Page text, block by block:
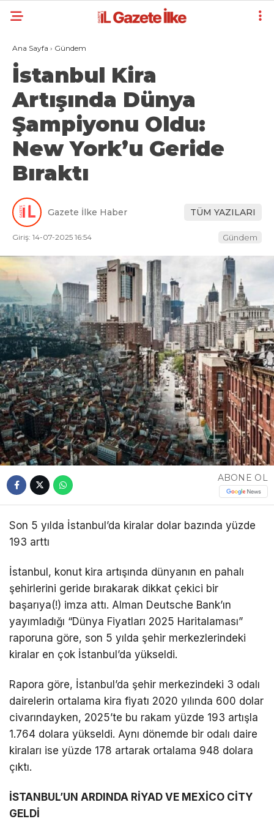
Ana Sayfa › Gündem
İstanbul Kira
Artışında Dünya
Şampiyonu Oldu:
New York’u Geride
Bıraktı
Gazete İlke Haber TÜM YAZILARI
Giriş: 14-07-2025 16:54 Gündem
ABONE OL
Son 5 yılda İstanbul’da kiralar dolar bazında yüzde
193 arttı
İstanbul, konut kira artışında dünyanın en pahalı
şehirlerini geride bırakarak dikkat çekici bir
başarıya(!) imza attı. Alman Deutsche Bank’ın
yayımladığı “Dünya Fiyatları 2025 Haritalaması”
raporuna göre, son 5 yılda şehir merkezlerindeki
kiralar en çok İstanbul’da yükseldi.
Rapora göre, İstanbul’da şehir merkezindeki 3 odalı
dairelerin ortalama kira fiyatı 2020 yılında 600 dolar
civarındayken, 2025’te bu rakam yüzde 193 artışla
1.764 dolara yükseldi. Aynı dönemde bir odalı daire
kiraları ise yüzde 178 artarak ortalama 948 dolara
çıktı.
İSTANBUL’UN ARDINDA RİYAD VE MEXİCO CİTY
GELDİ